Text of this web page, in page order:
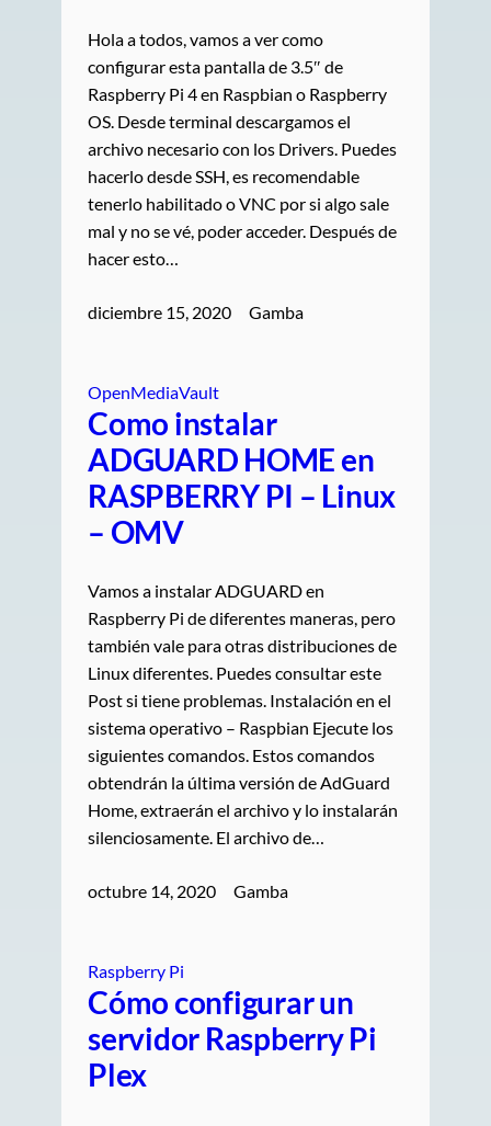
Hola a todos, vamos a ver como
configurar esta pantalla de 3.5″ de
Raspberry Pi 4 en Raspbian o Raspberry
OS. Desde terminal descargamos el
archivo necesario con los Drivers. Puedes
hacerlo desde SSH, es recomendable
tenerlo habilitado o VNC por si algo sale
mal y no se vé, poder acceder. Después de
hacer esto…
diciembre 15, 2020 Gamba
OpenMediaVault
Como instalar
ADGUARD HOME en
RASPBERRY PI – Linux
– OMV
Vamos a instalar ADGUARD en
Raspberry Pi de diferentes maneras, pero
también vale para otras distribuciones de
Linux diferentes. Puedes consultar este
Post si tiene problemas. Instalación en el
sistema operativo – Raspbian Ejecute los
siguientes comandos. Estos comandos
obtendrán la última versión de AdGuard
Home, extraerán el archivo y lo instalarán
silenciosamente. El archivo de…
octubre 14, 2020 Gamba
Raspberry Pi
Cómo configurar un
servidor Raspberry Pi
Plex